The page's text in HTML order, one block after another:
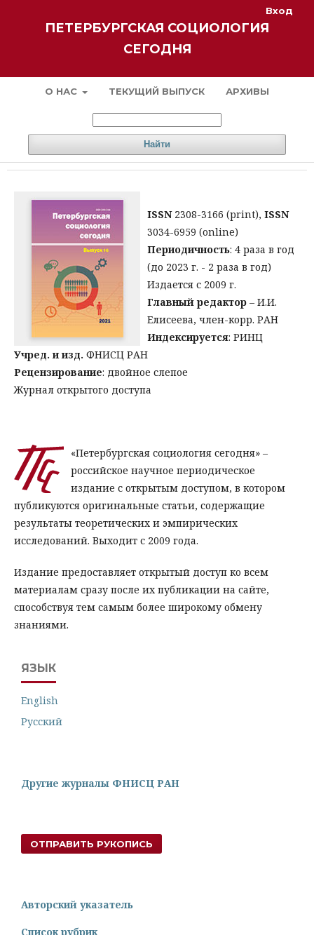
ПЕТЕРБУРГСКАЯ СОЦИОЛОГИЯ
СЕГОДНЯ
О НАС ТЕКУЩИЙ ВЫПУСК АРХИВЫ
Найти
Вход
ISSN 2308-3166 (print), ISSN
3034-6959 (online)
Периодичность: 4 раза в год
(до 2023 г. - 2 раза в год)
Издается с 2009 г.
Главный редактор – И.И.
Елисеева, член-корр. РАН
Индексируется: РИНЦ
Учред. и изд. ФНИСЦ РАН
Рецензирование: двойное слепое
Журнал открытого доступа
«Петербургская социология сегодня» –
российское научное периодическое
издание с открытым доступом, в котором
публикуются оригинальные статьи, содержащие
результаты теоретических и эмпирических
исследований. Выходит с 2009 года.
Издание предоставляет открытый доступ ко всем
материалам сразу после их публикации на сайте,
способствуя тем самым более широкому обмену
знаниями.
ЯЗЫК
English
Русский
Другие журналы ФНИСЦ РАН
ОТПРАВИТЬ РУКОПИСЬ
Авторский указатель
Список рубрик